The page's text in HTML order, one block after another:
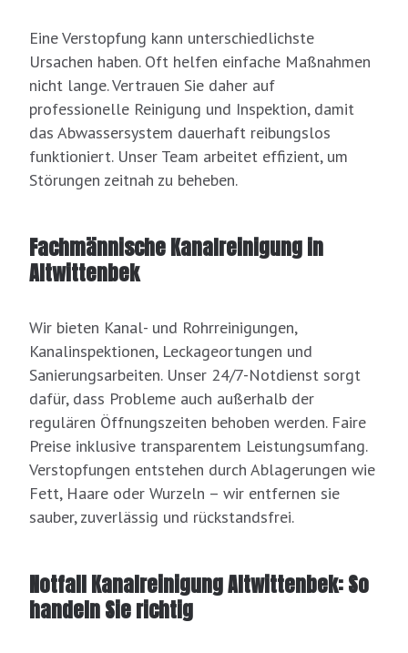
Eine Verstopfung kann unterschiedlichste
Ursachen haben. Oft helfen einfache Maßnahmen
nicht lange. Vertrauen Sie daher auf
professionelle Reinigung und Inspektion, damit
das Abwassersystem dauerhaft reibungslos
funktioniert. Unser Team arbeitet effizient, um
Störungen zeitnah zu beheben.
Fachmännische Kanalreinigung in
Altwittenbek
Wir bieten Kanal- und Rohrreinigungen,
Kanalinspektionen, Leckageortungen und
Sanierungsarbeiten. Unser 24/7-Notdienst sorgt
dafür, dass Probleme auch außerhalb der
regulären Öffnungszeiten behoben werden. Faire
Preise inklusive transparentem Leistungsumfang.
Verstopfungen entstehen durch Ablagerungen wie
Fett, Haare oder Wurzeln – wir entfernen sie
sauber, zuverlässig und rückstandsfrei.
Notfall Kanalreinigung Altwittenbek: So
handeln Sie richtig